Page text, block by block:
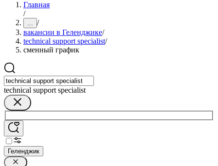
Главная
/
... /
вакансии в Геленджике/
technical support specialist/
сменный график
technical support specialist
Геленджик